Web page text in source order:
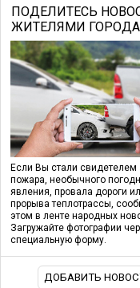
ПОДЕЛИТЕСЬ
ЖИТЕЛЯМИ ГОРОДА
Если Вы стали свидетелем
пожара, необычного
явления, провала дороги
прорыва теплотрассы,
этом в ленте народных
Загружайте фотографии
специальную форму.
ДОБАВИТЬ